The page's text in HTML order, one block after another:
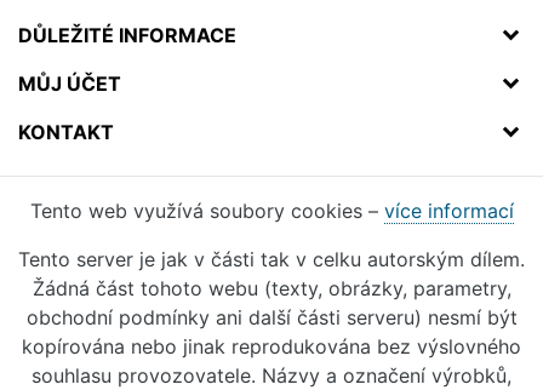
DŮLEŽITÉ INFORMACE
MŮJ ÚČET
KONTAKT
Tento web využívá soubory cookies – více informací
Tento server je jak v části tak v celku autorským dílem.
Žádná část tohoto webu (texty, obrázky, parametry,
obchodní podmínky ani další části serveru) nesmí být
kopírována nebo jinak reprodukována bez výslovného
souhlasu provozovatele. Názvy a označení výrobků,